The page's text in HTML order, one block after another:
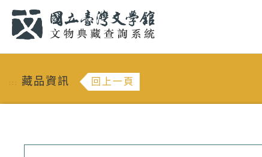
::: 藏品資訊 回上一頁